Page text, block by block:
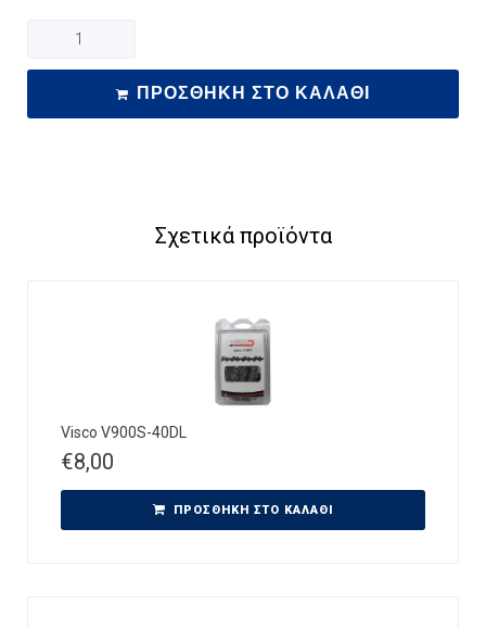
ΠΡΟΣΘΉΚΗ ΣΤΟ ΚΑΛΆΘΙ
Σχετικά προϊόντα
Visco V900S-40DL
€8,00
ΠΡΟΣΘΉΚΗ ΣΤΟ ΚΑΛΆΘΙ